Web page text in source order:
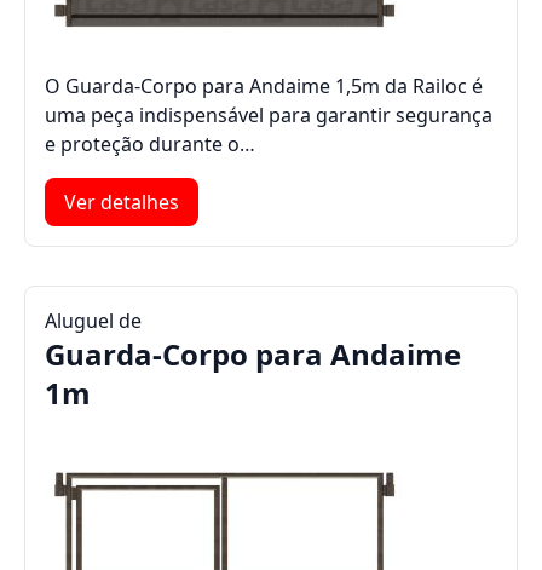
O Guarda-Corpo para Andaime 1,5m da Railoc é
uma peça indispensável para garantir segurança
e proteção durante o…
Ver detalhes
Aluguel de
Guarda-Corpo para Andaime
1m